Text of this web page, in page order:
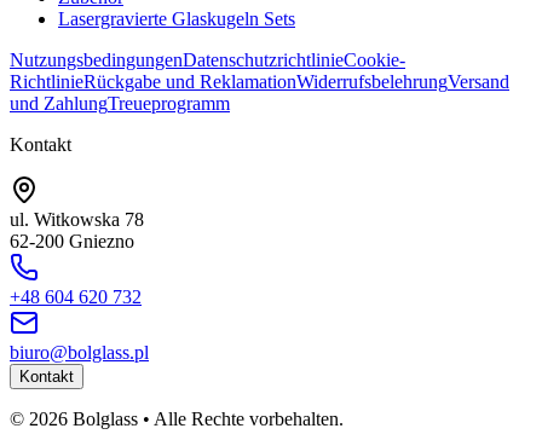
Lasergravierte Glaskugeln Sets
NutzungsbedingungenDatenschutzrichtlinieCookie-
RichtlinieRückgabe und ReklamationWiderrufsbelehrungVersand
und ZahlungTreueprogramm
Kontakt
ul. Witkowska 78
62-200 Gniezno
+48 604 620 732
biuro@bolglass.pl
Kontakt
© 2026 Bolglass • Alle Rechte vorbehalten.